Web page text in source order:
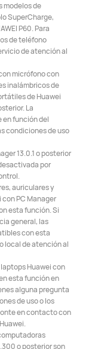
modelos de
SuperCharge,
P60. Para
de teléfono
de atención al
micrófono con
inalámbricos de
de Huawei
La
en función del
condiciones de uso
13.0.1 o posterior
por
auriculares y
PC Manager
esta función. Si
general, las
con esta
local de atención al
Huawei con
esta función en
alguna pregunta
de uso o los
en contacto con
o posterior son